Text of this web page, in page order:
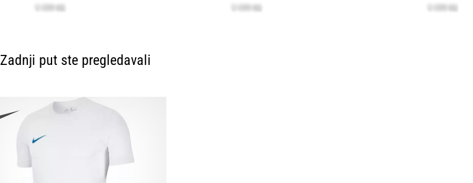
Zadnji put ste pregledavali